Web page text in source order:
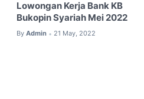
Lowongan Kerja Bank KB
Bukopin Syariah Mei 2022
By Admin • 21 May, 2022